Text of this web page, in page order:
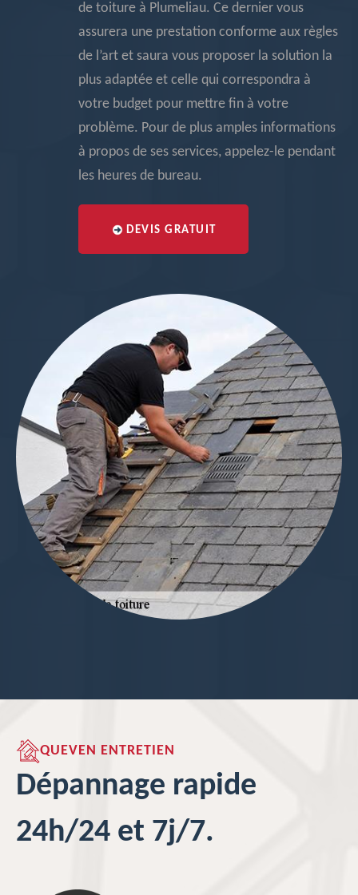
de toiture à Plumeliau. Ce dernier vous
assurera une prestation conforme aux règles
de l’art et saura vous proposer la solution la
plus adaptée et celle qui correspondra à
votre budget pour mettre fin à votre
problème. Pour de plus amples informations
à propos de ses services, appelez-le pendant
les heures de bureau.
DEVIS GRATUIT
QUEVEN ENTRETIEN
Dépannage rapide
24h/24 et 7j/7.